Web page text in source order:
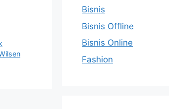
Bisnis
Bisnis Offline
Bisnis Online
Fashion